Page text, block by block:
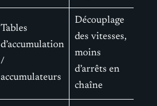
Tables
d’accumulation
/
accumulateurs
Découplage
des vitesses,
moins
d’arrêts en
chaîne